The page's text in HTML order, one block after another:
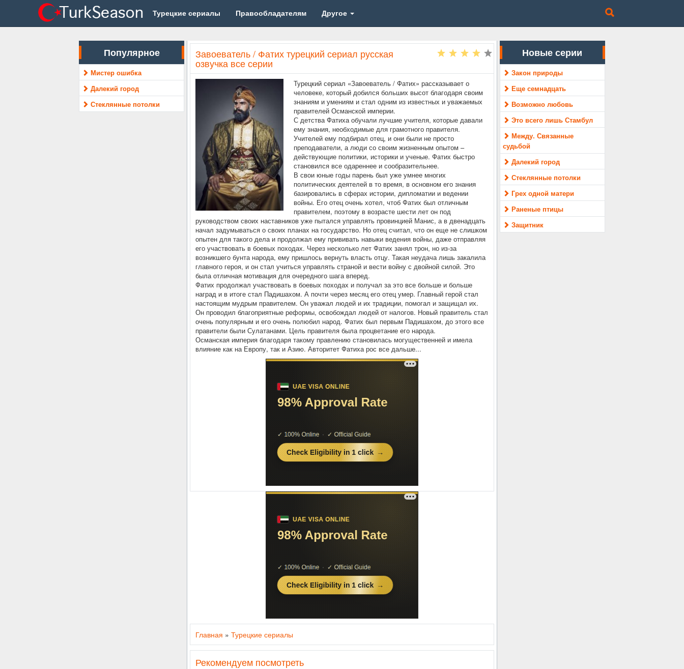
Турецкие сериалы Правообладателям Другое
Популярное
Мистер ошибка
Далекий город
Стеклянные потолки
Завоеватель / Фатих турецкий сериал русская
озвучка все серии
Турецкий сериал «Завоеватель / Фатих» рассказывает о
человеке, который добился больших высот благодаря своим
знаниям и умениям и стал одним из известных и уважаемых
правителей Османской империи.
С детства Фатиха обучали лучшие учителя, которые давали
ему знания, необходимые для грамотного правителя.
Учителей ему подбирал отец, и они были не просто
преподаватели, а люди со своим жизненным опытом –
действующие политики, историки и ученые. Фатих быстро
становился все одареннее и сообразительнее.
В свои юные годы парень был уже умнее многих
политических деятелей в то время, в основном его знания
базировались в сферах истории, дипломатии и ведении
войны. Его отец очень хотел, чтоб Фатих был отличным
правителем, поэтому в возрасте шести лет он под
руководством своих наставников уже пытался управлять провинцией Манис, а в двенадцать
начал задумываться о своих планах на государство. Но отец считал, что он еще не слишком
опытен для такого дела и продолжал ему прививать навыки ведения войны, даже отправляя
его участвовать в боевых походах. Через несколько лет Фатих занял трон, но из-за
возникшего бунта народа, ему пришлось вернуть власть отцу. Такая неудача лишь закалила
главного героя, и он стал учиться управлять страной и вести войну с двойной силой. Это
была отличная мотивация для очередного шага вперед.
Фатих продолжал участвовать в боевых походах и получал за это все больше и больше
наград и в итоге стал Падишахом. А почти через месяц его отец умер. Главный герой стал
настоящим мудрым правителем. Он уважал людей и их традиции, помогал и защищал их.
Он проводил благоприятные реформы, освобождал людей от налогов. Новый правитель стал
очень популярным и его очень полюбил народ. Фатих был первым Падишахом, до этого все
правители были Сулатанами. Цель правителя была процветание его народа.
Османская империя благодаря такому правлению становилась могущественней и имела
влияние как на Европу, так и Азию. Авторитет Фатиха рос все дальше...
Главная » Турецкие сериалы
Рекомендуем посмотреть
Новые серии
Закон природы
Еще семнадцать
Возможно любовь
Это всего лишь Стамбул
Между. Связанные
судьбой
Далекий город
Стеклянные потолки
Грех одной матери
Раненые птицы
Защитник